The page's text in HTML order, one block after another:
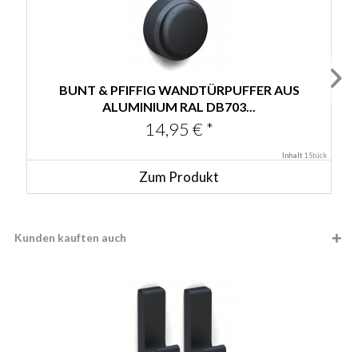
BUNT & PFIFFIG WANDTÜRPUFFER AUS
ALUMINIUM RAL DB703...
14,95 € *
Inhalt 1 Stück
Zum Produkt
Kunden kauften auch